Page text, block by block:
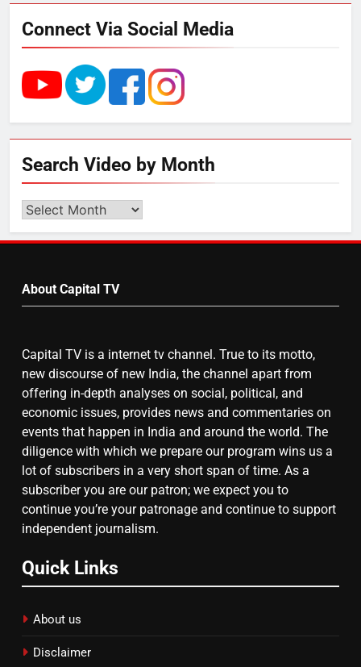
मिला बढ़ावा
राम की नगरी अयोध्या में आने वाले भक्तों
का स्वागत करेगा लक्ष्मण द्वार
उत्तर प्रदेश में गांवों में बढ़ेंगी सुविधाएं: 67%
बढ़ा पंचायतों का बजट
8
चुनाव से पहले लालू परिवार पर बड़ा झटका,
दिल्ली कोर्ट ने IRCTC घोटाले में आरोप
तय किए
Connect Via Social Media
Search Video by Month
Search
by
About Capital TV
Capital TV is a internet tv channel. True to its motto,
new discourse of new India, the channel apart from
offering in-depth analyses on social, political, and
economic issues, provides news and commentaries on
events that happen in India and around the world. The
diligence with which we prepare our program wins us a
lot of subscribers in a very short span of time. As a
subscriber you are our patron; we expect you to
continue you’re your patronage and continue to support
independent journalism.
Quick Links
About us
Disclaimer